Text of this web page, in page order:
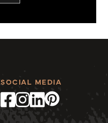
SOCIAL MEDIA